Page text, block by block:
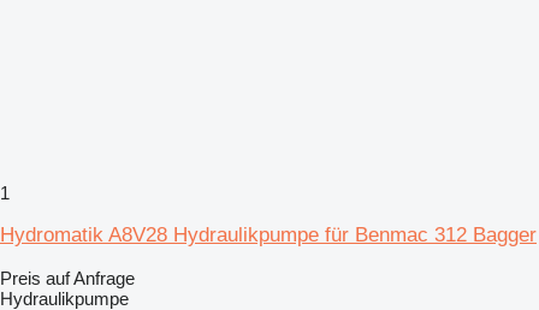
1
Hydromatik A8V28 Hydraulikpumpe für Benmac 312 Bagger
Preis auf Anfrage
Hydraulikpumpe